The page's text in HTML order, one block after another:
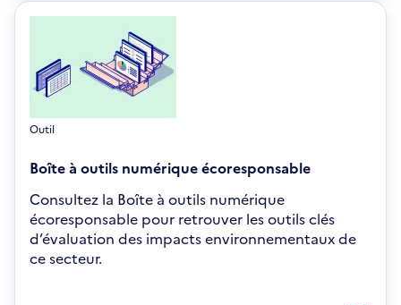
fenêtre
Outil
Boîte à outils numérique écoresponsable
Consultez la Boîte à outils numérique
écoresponsable pour retrouver les outils clés
d’évaluation des impacts environnementaux de
ce secteur.